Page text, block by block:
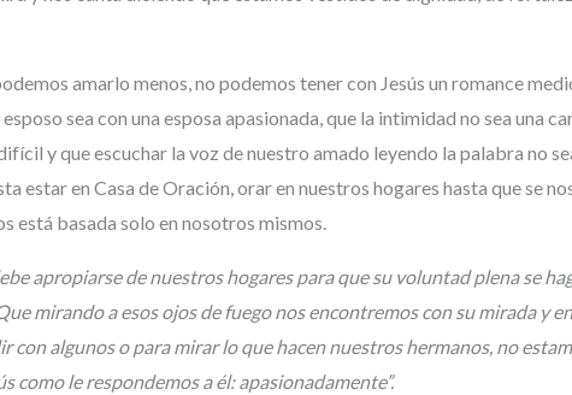
amarlo menos, no podemos tener con Jesús un romance
sea con una esposa apasionada, que la intimidad no sea una
y que escuchar la voz de nuestro amado leyendo la palabra no
estar en Casa de Oración, orar en nuestros hogares hasta que se
está basada solo en nosotros mismos.
apropiarse de nuestros hogares para que su voluntad plena se
mirando a esos ojos de fuego nos encontremos con su mirada y
con algunos o para mirar lo que hacen nuestros hermanos, no
como le respondemos a él: apasionadamente”.